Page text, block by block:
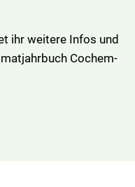
ihr weitere Infos und
Cochem-